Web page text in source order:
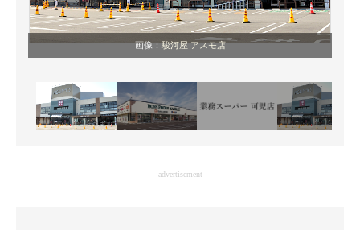
企業ITのトレンドを詳説
経営リーダーのコミュニティ
マーケ×ITの今がよく分かる
ITエンジニア向け専門サイト
画像：駿河屋 アスモ店
advertisement